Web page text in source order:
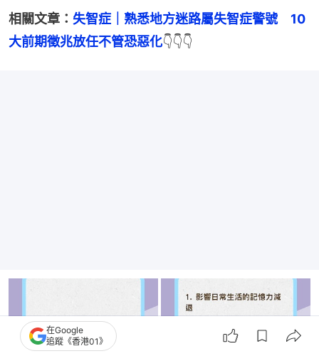
相關文章： 失智症｜熟悉地方迷路屬失智症警號　10
大前期徵兆放任不管恐惡化👇👇👇
在Google
追蹤《香港01》